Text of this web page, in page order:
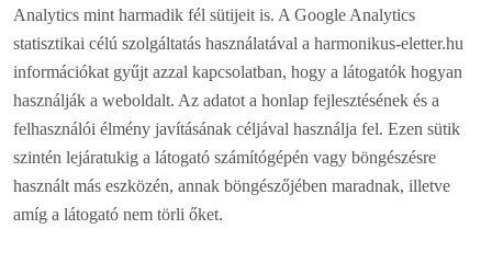
Analytics mint harmadik fél sütijeit is. A Google Analytics
statisztikai célú szolgáltatás használatával a harmonikus-eletter.hu
információkat gyűjt azzal kapcsolatban, hogy a látogatók hogyan
használják a weboldalt. Az adatot a honlap fejlesztésének és a
felhasználói élmény javításának céljával használja fel. Ezen sütik
szintén lejáratukig a látogató számítógépén vagy böngészésre
használt más eszközén, annak böngészőjében maradnak, illetve
amíg a látogató nem törli őket.